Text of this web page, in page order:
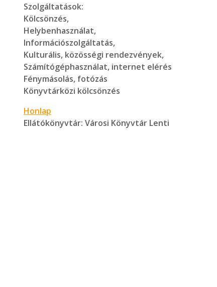
Szolgáltatások:
Kölcsönzés,
Helybenhasználat,
Információszolgáltatás,
Kulturális, közösségi rendezvények,
Számítógéphasználat, internet elérés
Fénymásolás, fotózás
Könyvtárközi kölcsönzés
Honlap
Ellátókönyvtár: Városi Könyvtár Lenti